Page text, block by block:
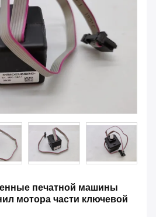
печатной машины
мотора части ключевой